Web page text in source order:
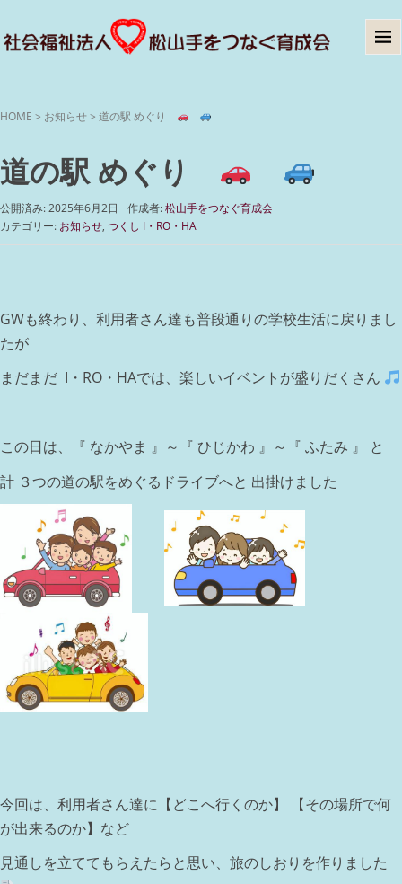
HOME > お知らせ> 道の駅 めぐり
道の駅 めぐり
公開済み: 2025年6月2日 作成者:松山手をつなぐ育成会
カテゴリー: お知らせ, つくし I・RO・HA
GWも終わり、利用者さん達も普段通りの学校生活に戻りまし
たが
まだまだ I・RO・HAでは、楽しいイベントが盛りだくさん
この日は、『 なかやま 』～『 ひじかわ 』～『 ふたみ 』 と
計 ３つの道の駅をめぐるドライブへと 出掛けました
今回は、利用者さん達に【どこへ行くのか】 【その場所で何
が出来るのか】など
見通しを立ててもらえたらと思い、旅のしおりを作りました